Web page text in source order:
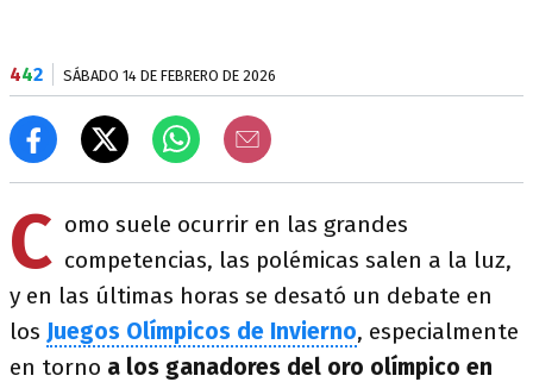
442 SÁBADO 14 DE FEBRERO DE 2026
C omo suele ocurrir en las grandes
competencias, las polémicas salen a la luz,
y en las últimas horas se desató un debate en
los Juegos Olímpicos de Invierno, especialmente
en torno a los ganadores del oro olímpico en